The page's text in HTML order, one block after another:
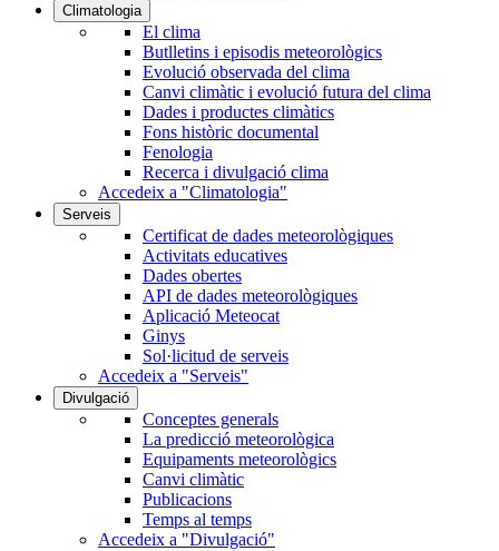
Climatologia
El clima
Butlletins i episodis meteorològics
Evolució observada del clima
Canvi climàtic i evolució futura del clima
Dades i productes climàtics
Fons històric documental
Fenologia
Recerca i divulgació clima
Accedeix a "Climatologia"
Serveis
Certificat de dades meteorològiques
Activitats educatives
Dades obertes
API de dades meteorològiques
Aplicació Meteocat
Ginys
Sol·licitud de serveis
Accedeix a "Serveis"
Divulgació
Conceptes generals
La predicció meteorològica
Equipaments meteorològics
Canvi climàtic
Publicacions
Temps al temps
Accedeix a "Divulgació"